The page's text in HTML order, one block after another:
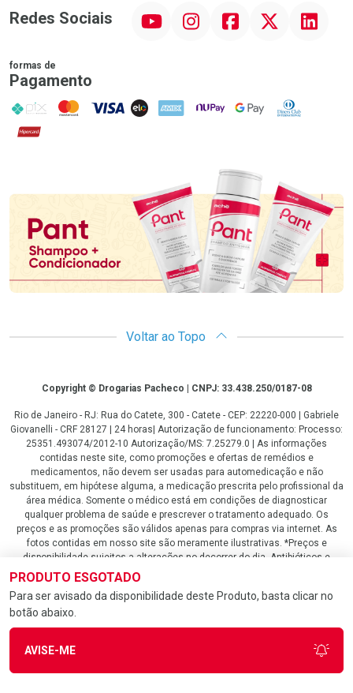
PRODUTO ESGOTADO
Para ser avisado da disponibilidade deste Produto, basta clicar no
botão abaixo.
AVISE-ME
Redes Sociais InstagramFacebook Linkedin
formas de
Pagamento
PIX MasterCard
VISA ELO AMEX NuPay Google PayDiners Club
Hipercard
Promoção em Destaque
Voltar ao Topo
CopyrightCopyright © Drogarias Pacheco | CNPJ: 33.438.250/0187-08
Rio de Janeiro - RJ: Rua do Catete, 300 - Catete - CEP: 22220-000 | Gabriele
Giovanelli - CRF 28127 | 24 horas| Autorização de funcionamento: Processo:
25351.493074/2012-10 Autorização/MS: 7.25279.0 | As informações
contidas neste site, como promoções e ofertas de remédios e
medicamentos, não devem ser usadas para automedicação e não
substituem, em hipótese alguma, a medicação prescrita pelo profissional da
área médica. Somente o médico está em condições de diagnosticar
qualquer problema de saúde e prescrever o tratamento adequado. Os
preços e as promoções são válidos apenas para compras via internet. As
fotos contidas em nosso site são meramente ilustrativas. *Preços e
disponibilidade sujeitos a alterações no decorrer do dia. Antibióticos e
antimicrobianos vendas apenas em lojas físicas ou televendas. Portaria nº
344 - 01/02/1999 - Ministério da Saúde. Horário de funcionamento Central
de Vendas e Atendimento ao Cliente 4020 4404 ou 0800 282 10 10 de
LGPD Aceite os Cookies